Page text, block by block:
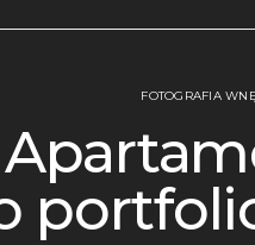
FOTOGRAFIA